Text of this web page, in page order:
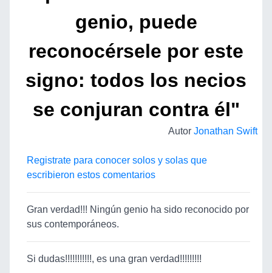
genio, puede
reconocérsele por este
signo: todos los necios
se conjuran contra él"
Autor Jonathan Swift
Registrate para conocer solos y solas que
escribieron estos comentarios
Gran verdad!!! Ningún genio ha sido reconocido por
sus contemporáneos.
Si dudas!!!!!!!!!!!, es una gran verdad!!!!!!!!!